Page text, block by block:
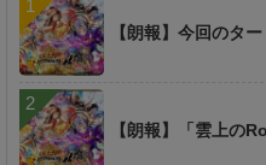
【朗報】今回のタ
【朗報】「雲上の